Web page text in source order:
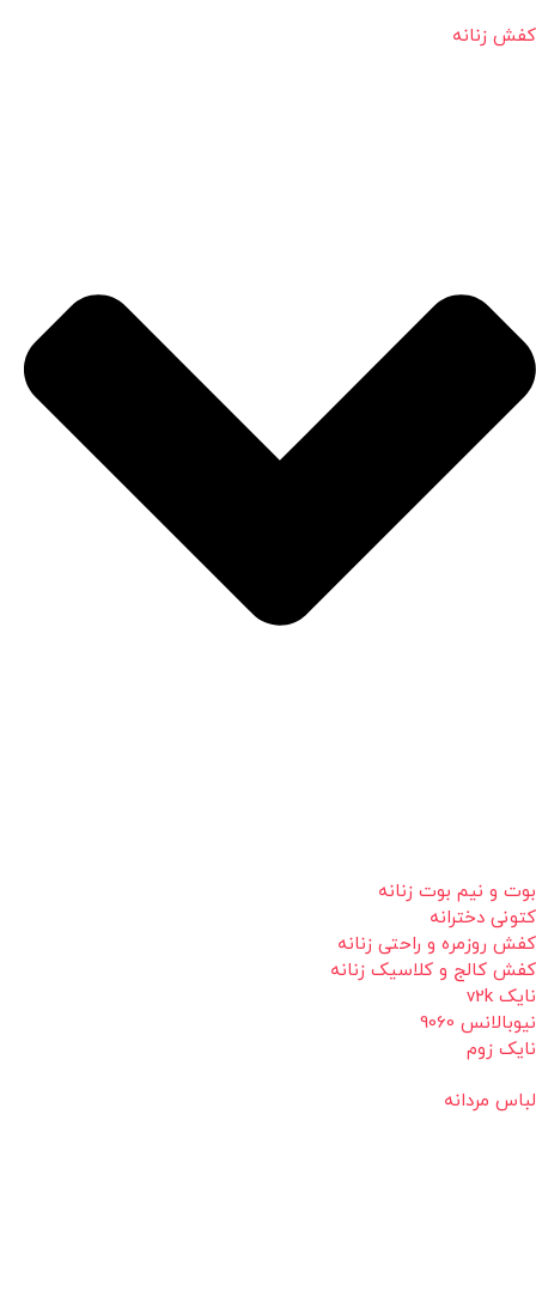
کفش زنانه
بوت و نیم بوت زنانه
کتونی دخترانه
کفش روزمره و راحتی زنانه
کفش کالج و کلاسیک زنانه
نایک v2k
نیوبالانس 9060
نایک زوم
لباس مردانه